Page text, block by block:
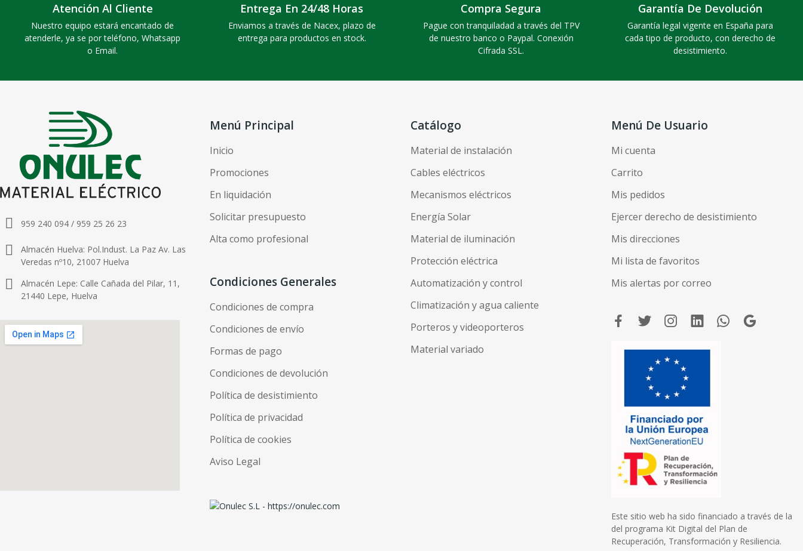
Atención Al Cliente
Nuestro equipo estará encantado de
atenderle, ya se por teléfono, Whatsapp
o Email.
Entrega En 24/48 Horas
Enviamos a través de Nacex, plazo de
entrega para productos en stock.
Compra Segura
Pague con tranquiladad a través del TPV
de nuestro banco o Paypal. Conexión
Cifrada SSL.
Garantía De Devolución
Garantía legal vigente en España para
cada tipo de producto, con derecho de
desistimiento.
959 240 094 / 959 25 26 23
Almacén Huelva: Pol.Indust. La Paz Av. Las
Veredas nº10, 21007 Huelva
Almacén Lepe: Calle Cañada del Pilar, 11,
21440 Lepe, Huelva
Menú Principal
Inicio
Promociones
En liquidación
Solicitar presupuesto
Alta como profesional
Condiciones Generales
Condiciones de compra
Condiciones de envío
Formas de pago
Condiciones de devolución
Política de desistimiento
Política de privacidad
Política de cookies
Aviso Legal
Catálogo
Material de instalación
Cables eléctricos
Mecanismos eléctricos
Energía Solar
Material de iluminación
Protección eléctrica
Automatización y control
Climatización y agua caliente
Porteros y videoporteros
Material variado
Menú De Usuario
Mi cuenta
Carrito
Mis pedidos
Ejercer derecho de desistimiento
Mis direcciones
Mi lista de favoritos
Mis alertas por correo
Este sitio web ha sido financiado a través de la
del programa Kit Digital del Plan de
Recuperación, Transformación y Resiliencia.